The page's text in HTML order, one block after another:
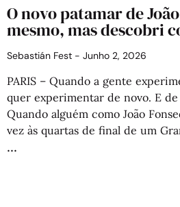
O novo patamar de
mesmo, mas descobri
Sebastián Fest Junho 2, 2026
PARIS – Quando a gente
quer experimentar de novo. E
Quando alguém como João
vez às quartas de final de um